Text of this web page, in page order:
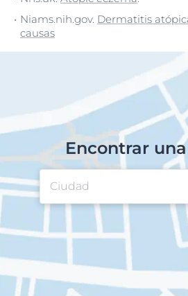
Niams.nih.gov. Dermatitis
causas
Encontrar